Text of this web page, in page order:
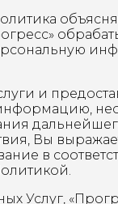
и
Вы
в
Услуг,